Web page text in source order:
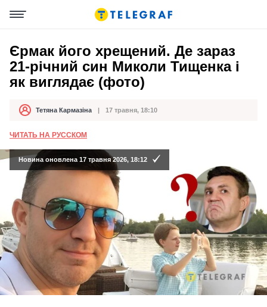
Єрмак його хрещений. Де зараз
21-річний син Миколи Тищенка і
як виглядає (фото)
АвторТетяна Кармазіна
Дата публікації 17 травня, 18:10
ЧИТАТЬ НА РУССКОМ
Новина оновлена 17 травня 2026, 18:12